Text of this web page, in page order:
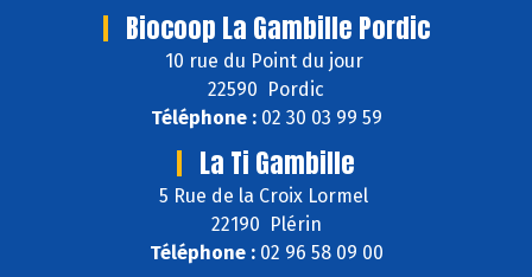
Biocoop La Gambille Pordic
10 rue du Point du jour
22590 Pordic
Téléphone :02 30 03 99 59
La Ti Gambille
5 Rue de la Croix Lormel
22190 Plérin
Téléphone :02 96 58 09 00